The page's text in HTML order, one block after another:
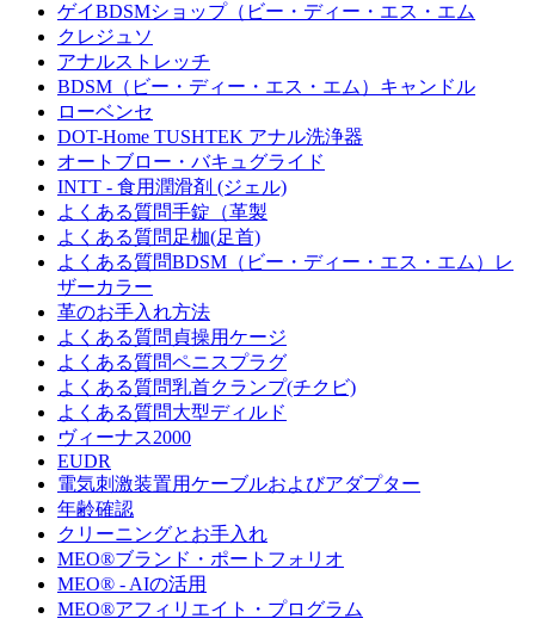
ゲイBDSMショップ（ビー・ディー・エス・エム
クレジュソ
アナルストレッチ
BDSM（ビー・ディー・エス・エム）キャンドル
ローベンセ
DOT-Home TUSHTEK アナル洗浄器
オートブロー・バキュグライド
INTT - 食用潤滑剤 (ジェル)
よくある質問手錠（革製
よくある質問足枷(足首)
よくある質問BDSM（ビー・ディー・エス・エム）レ
ザーカラー
革のお手入れ方法
よくある質問貞操用ケージ
よくある質問ペニスプラグ
よくある質問乳首クランプ(チクビ)
よくある質問大型ディルド
ヴィーナス2000
EUDR
電気刺激装置用ケーブルおよびアダプター
年齢確認
クリーニングとお手入れ
MEO®ブランド・ポートフォリオ
MEO® - AIの活用
MEO®アフィリエイト・プログラム